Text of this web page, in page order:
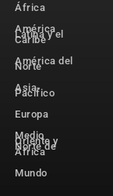
África
América
Latina y el
Caribe
América del
Norte
Asia-
Pacífico
Europa
Medio
Oriente y
Norte de
África
Mundo